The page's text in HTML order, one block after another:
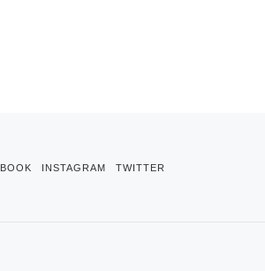
INSTAGRAM TWITTER